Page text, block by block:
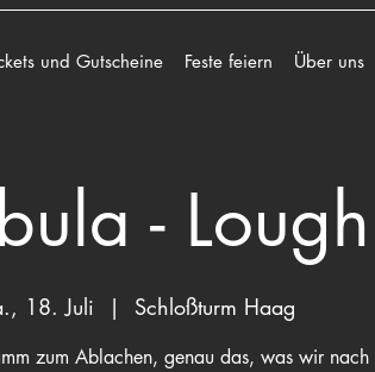
und Gutscheine Feste feiern Über uns
-
18. Juli
  |
Schloßturm Haag
zum Ablachen, genau das, was wir nach